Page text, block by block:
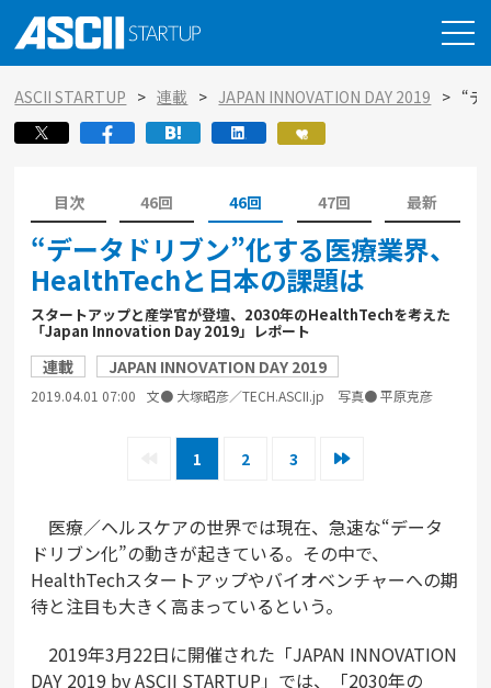
ASCII STARTUP 連載 JAPAN INNOVATION DAY 2019 “デ
目次 46回 46回 47回 最新
“データドリブン”化する医療業界、
HealthTechと日本の課題は
スタートアップと産学官が登壇、2030年のHealthTechを考えた
「Japan Innovation Day 2019」レポート
連載 JAPAN INNOVATION DAY 2019
2019.04.01 07:00 文● 大塚昭彦／TECH.ASCII.jp 写真● 平原克彦
1 2 3
医療／ヘルスケアの世界では現在、急速な“データ
ドリブン化”の動きが起きている。その中で、
HealthTechスタートアップやバイオベンチャーへの期
待と注目も大きく高まっているという。
2019年3月22日に開催された「JAPAN INNOVATION
DAY 2019 by ASCII STARTUP」では、「2030年の